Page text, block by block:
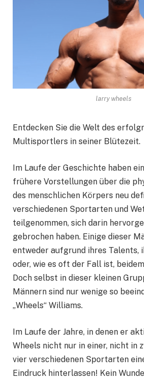
larry wheels
Entdecken Sie die Welt des
Multisportlers in seiner Blütezeit.
Im Laufe der Geschichte haben
frühere Vorstellungen über die
des menschlichen Körpers neu
verschiedenen Sportarten und
teilgenommen, sich darin
gebrochen haben. Einige dieser
entweder aufgrund ihres Talents,
oder, wie es oft der Fall ist,
Doch selbst in dieser kleinen
Männern sind nur wenige so
„Wheels“ Williams.
Im Laufe der Jahre, in denen er
Wheels nicht nur in einer, nicht in
vier verschiedenen Sportarten
Eindruck hinterlassen! Kein